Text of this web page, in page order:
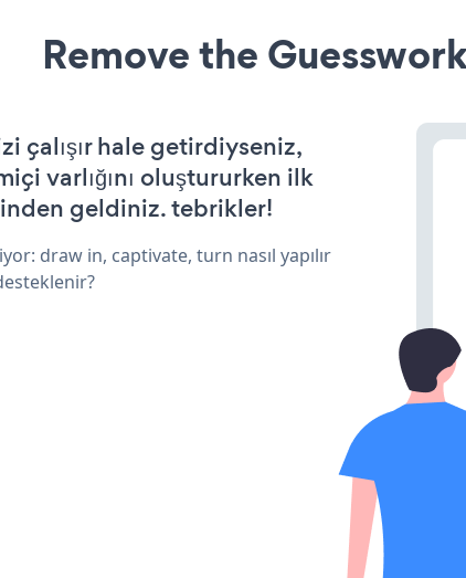
Remove the
çalışır hale getirdiyseniz,
varlığını oluştururken ilk
geldiniz. tebrikler!
draw in, captivate, turn nasıl yapılır